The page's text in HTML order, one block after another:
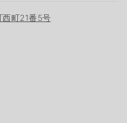
町21番5号